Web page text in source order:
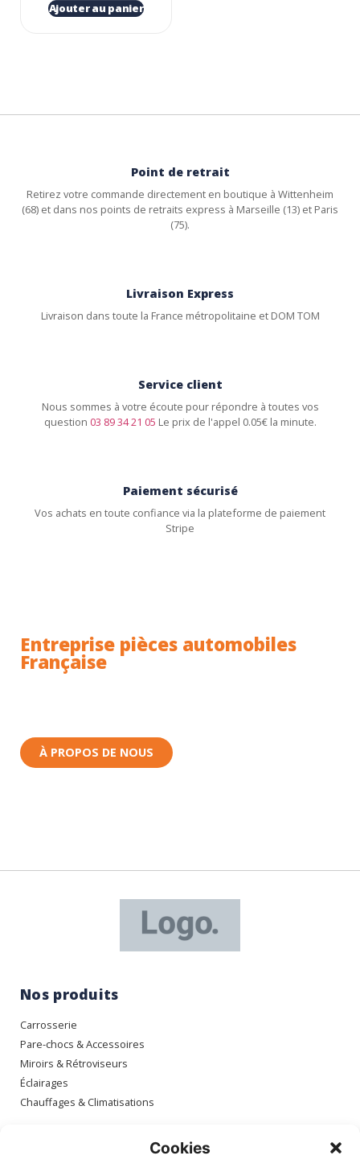
Cookies
Ajouter au panier
Point de retrait
Retirez votre commande directement en boutique à Wittenheim
(68) et dans nos points de retraits express à Marseille (13) et Paris
(75).
Livraison Express
Livraison dans toute la France métropolitaine et DOM TOM
Service client
Nous sommes à votre écoute pour répondre à toutes vos
question 03 89 34 21 05 Le prix de l'appel 0.05€ la minute.
Paiement sécurisé
Vos achats en toute confiance via la plateforme de paiement
Stripe
Entreprise pièces automobiles
Française
À PROPOS DE NOUS
Nos produits
Carrosserie
Pare-chocs & Accessoires
Miroirs & Rétroviseurs
Éclairages
Chauffages & Climatisations